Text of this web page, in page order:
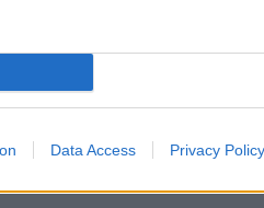
Data Access Privacy Policy